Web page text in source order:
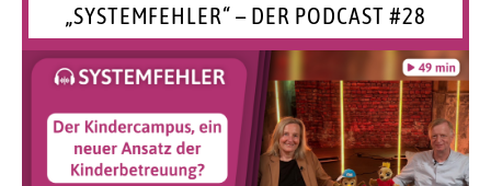
„SYSTEMFEHLER“ – DER PODCAST #28